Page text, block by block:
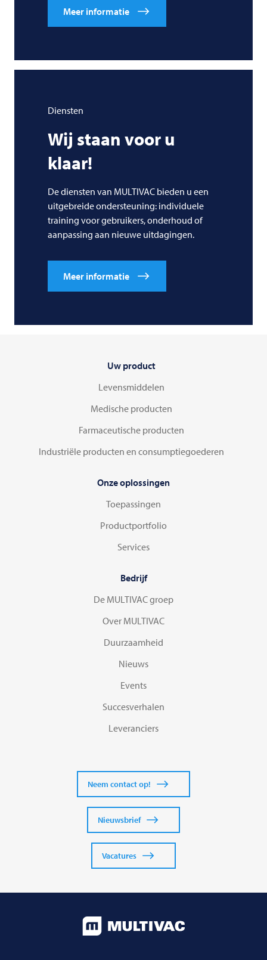
Meer informatie
Diensten
Wij staan voor u
klaar!
De diensten van MULTIVAC bieden u een
uitgebreide ondersteuning: individuele
training voor gebruikers, onderhoud of
aanpassing aan nieuwe uitdagingen.
Meer informatie
Uw product
Levensmiddelen
Medische producten
Farmaceutische producten
Industriële producten en consumptiegoederen
Onze oplossingen
Toepassingen
Productportfolio
Services
Bedrijf
De MULTIVAC groep
Over MULTIVAC
Duurzaamheid
Nieuws
Events
Succesverhalen
Leveranciers
Neem contact op!
Nieuwsbrief
Vacatures